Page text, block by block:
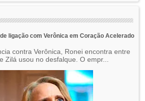
ligação com Verônica em Coração Acelerado
contra Verônica, Ronei encontra entre
Zilá usou no desfalque. O empr...